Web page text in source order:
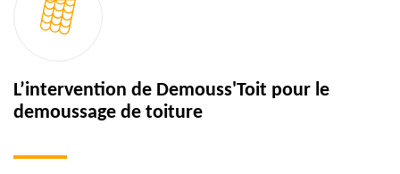
L’intervention de Demouss'Toit pour le
demoussage de toiture